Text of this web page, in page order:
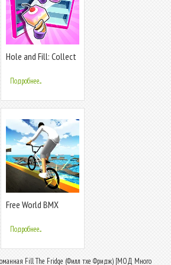
Hole and Fill: Collect
Подробнее...
Free World BMX
Подробнее...
Fill The Fridge (Филл тхе Фридж) [МОД Много